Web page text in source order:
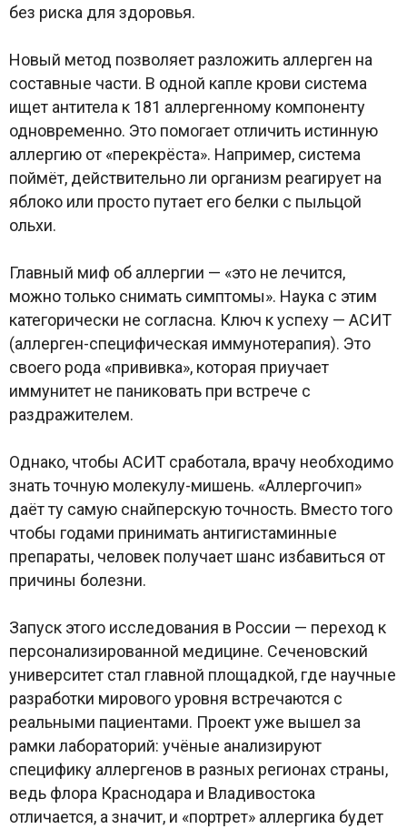
без риска для здоровья.
Новый метод позволяет разложить аллерген на
составные части. В одной капле крови система
ищет антитела к 181 аллергенному компоненту
одновременно. Это помогает отличить истинную
аллергию от «перекрёста». Например, система
поймёт, действительно ли организм реагирует на
яблоко или просто путает его белки с пыльцой
ольхи.
Главный миф об аллергии — «это не лечится,
можно только снимать симптомы». Наука с этим
категорически не согласна. Ключ к успеху — АСИТ
(аллерген-специфическая иммунотерапия). Это
своего рода «прививка», которая приучает
иммунитет не паниковать при встрече с
раздражителем.
Однако, чтобы АСИТ сработала, врачу необходимо
знать точную молекулу-мишень. «Аллергочип»
даёт ту самую снайперскую точность. Вместо того
чтобы годами принимать антигистаминные
препараты, человек получает шанс избавиться от
причины болезни.
Запуск этого исследования в России — переход к
персонализированной медицине. Сеченовский
университет стал главной площадкой, где научные
разработки мирового уровня встречаются с
реальными пациентами. Проект уже вышел за
рамки лабораторий: учёные анализируют
специфику аллергенов в разных регионах страны,
ведь флора Краснодара и Владивостока
отличается, а значит, и «портрет» аллергика будет